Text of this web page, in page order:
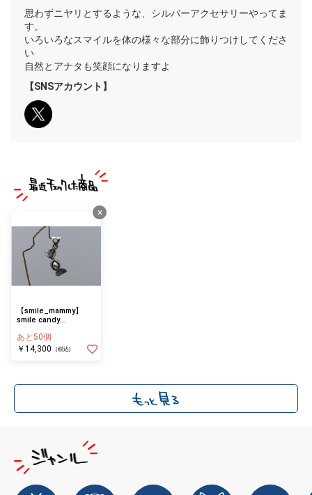
思わずニヤリとするような、シルバーアクセサリーやってま
す。
いろいろなスマイルを体の様々な部分に飾りつけしてくださ
い
自然とアナタも笑顔になりますよ
【SNSアカウント】
×
【smile_mammy】
smile candy
トップ)
あと50個
￥14,300
(税込)